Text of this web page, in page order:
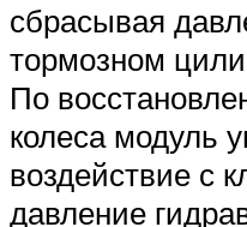
сбрасывая
тормозном
По
колеса модуль
воздействие с
давление